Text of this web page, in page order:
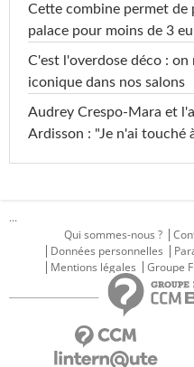
Cette combine permet
palace pour moins de 3
C'est l'overdose déco :
iconique dans nos salons
Audrey Crespo-Mara et
Ardisson : "Je n'ai touché
...
Qui sommes-nous ?
Données personnelles
Mentions légales
Groupe